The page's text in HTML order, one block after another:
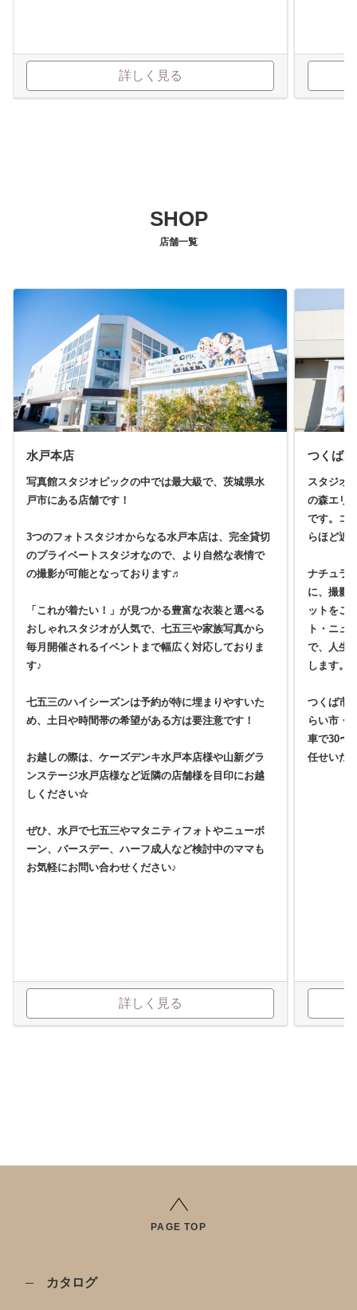
詳しく見る
SHOP
店舗一覧
水戸本店
写真館スタジオピックの中では最大級で、茨城県水
戸市にある店舗です！
3つのフォトスタジオからなる水戸本店は、完全貸切
のプライベートスタジオなので、より自然な表情で
の撮影が可能となっております♬
「これが着たい！」が見つかる豊富な衣装と選べる
おしゃれスタジオが人気で、七五三や家族写真から
毎月開催されるイベントまで幅広く対応しておりま
す♪
七五三のハイシーズンは予約が特に埋まりやすいた
め、土日や時間帯の希望がある方は要注意です！
お越しの際は、ケーズデンキ水戸本店様や山新グラ
ンステージ水戸店様など近隣の店舗様を目印にお越
しください☆
ぜひ、水戸で七五三やマタニティフォトやニューボ
ーン、バースデー、ハーフ成人など検討中のママも
お気軽にお問い合わせください♪
詳しく見る
つくば店
スタジオ
の森エリ
です。コ
らほど近
ナチュラ
に、撮影
ットをご
ト・ニュ
で、人生
します。
つくば市
らい市・
車で30〜
任せいた
PAGE TOP
カタログ